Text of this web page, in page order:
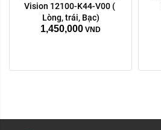
Vision 12100-K44-V00 (
Lòng, trái, Bạc)
1,450,000 VND